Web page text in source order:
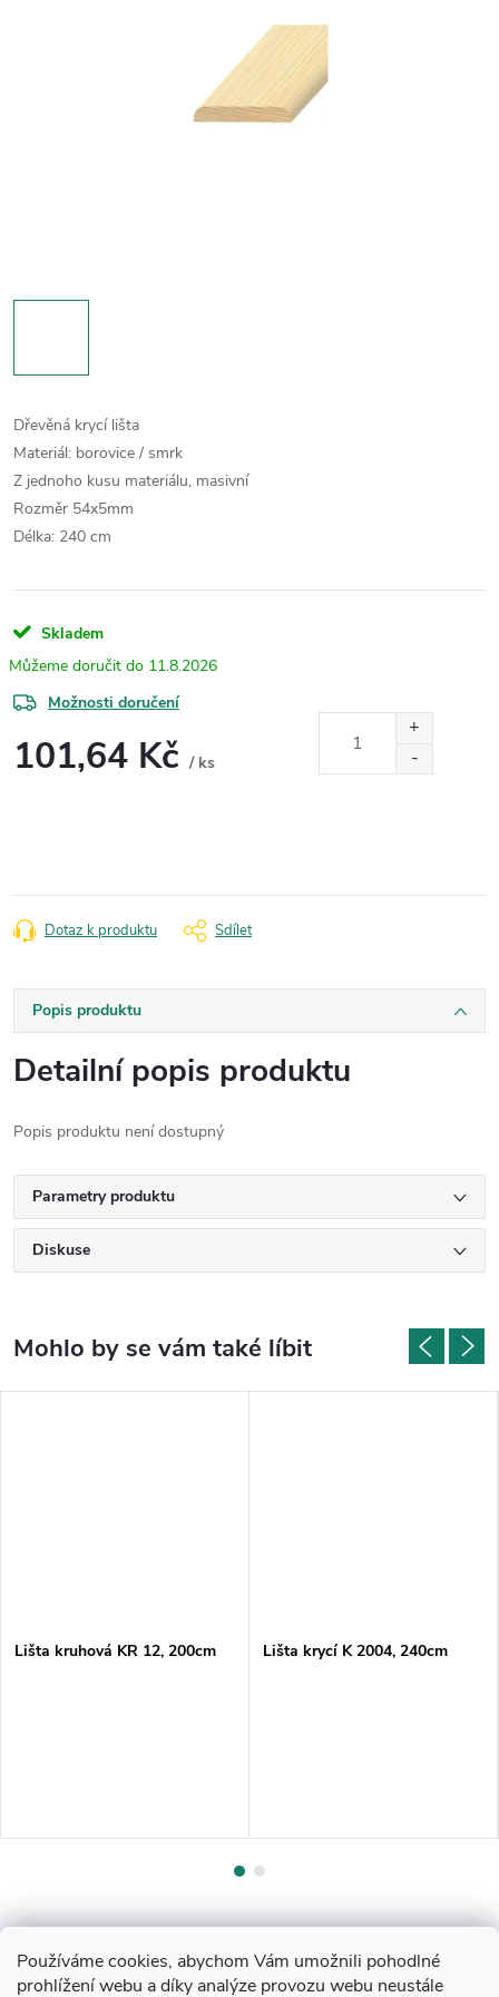
Používáme cookies, abychom Vám umožnili pohodlné
prohlížení webu a díky analýze provozu webu neustále
Dřevěná krycí lišta
Materiál: borovice / smrk
Z jednoho kusu materiálu, masivní
Rozměr 54x5mm
Délka: 240 cm
Skladem
11.8.2026
Možnosti doručení
101,64 Kč / ks
Dotaz k produktu Sdílet
Popis produktu
Detailní popis produktu
Popis produktu není dostupný
Parametry produktu
Diskuse
Lišta kruhová KR 12, 200cm Lišta krycí K 2004, 240cm